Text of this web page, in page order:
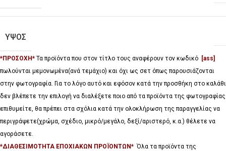
ΥΨΟΣ
*ΠΡΟΣΟΧΗ* Τα προϊόντα που στον τίτλο τους αναφέρουν τον κωδικό [ass]
πωλούνται μεμονωμένα(ανά τεμάχιο) και όχι ως σετ όπως παρουσιάζονται
στην φωτογραφία. Για το λόγο αυτό και εφόσον κατά την προσθήκη στο καλάθι
δεν βλέπετε την επιλογή να διαλέξετε ποιο από τα προϊόντα της φωτογραφίας
επιθυμείτε, θα πρέπει στα σχόλια κατά την ολοκλήρωση της παραγγελίας να
περιγράψετε(χρώμα, σχέδιο, μικρό/μεγάλο, δεξί/αριστερό, κ.α.) θέλετε να
αγοράσετε.
*ΔΙΑΘΕΣΙΜΟΤΗΤΑ ΕΠΟΧΙΑΚΩΝ ΠΡΟΪΟΝΤΩΝ* Όλα τα προϊόντα της